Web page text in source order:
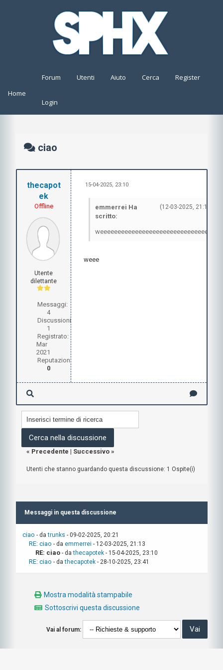
Home
Forum Utenti Aiuto Cerca Register
Login
ciao
thecapot
ek
Offline
Utente
dilettante
Messaggi:
4
Discussioni:
1
Registrato:
Mar
2021
Reputazione:
0
15-04-2025, 23:10
(12-03-2025, 21:13)
emmerrei Ha
scritto:
weeeeeeeeeeeeeeeeeeeeeeeeeeeeeeela
weee
« Precedente | Successivo»
Utenti che stanno guardando questa discussione: 1 Ospite(i)
Messaggi in questa discussione
ciao - datrunks - 09-02-2025, 20:21
RE: ciao - da emmerrei - 12-03-2025, 21:13
RE: ciao - dathecapotek- 15-04-2025, 23:10
RE: ciao - dathecapotek- 28-10-2025, 23:41
Mostra modalità stampabile
Sottoscrivi questa discussione
Vai al forum: